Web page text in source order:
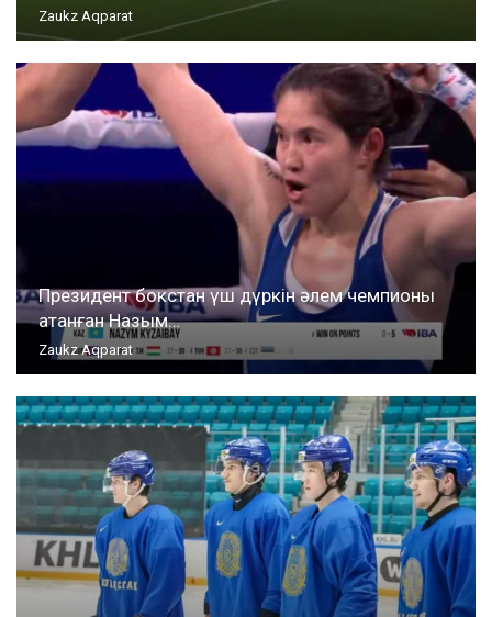
Zaukz Aqparat
Президент бокстан үш дүркін әлем чемпионы
атанған Назым…
Zaukz Aqparat